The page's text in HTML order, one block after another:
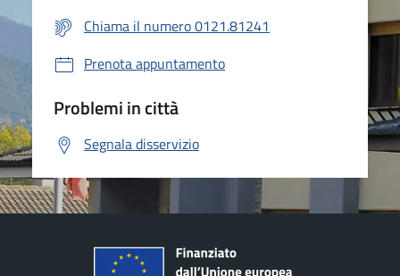
Chiama il numero 0121.81241
Prenota appuntamento
Problemi in città
Segnala disservizio